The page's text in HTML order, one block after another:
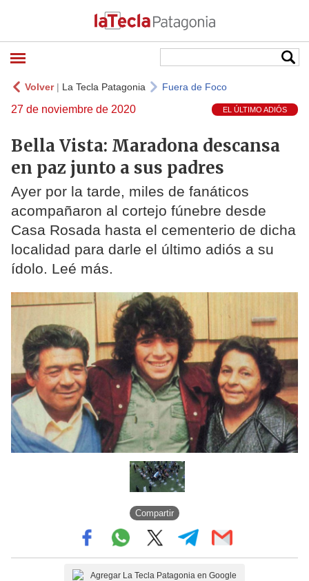
Volver| La Tecla Patagonia Fuera de Foco
27 de noviembre de 2020 EL ÚLTIMO ADIÓS
Bella Vista: Maradona descansa
en paz junto a sus padres
Ayer por la tarde, miles de fanáticos
acompañaron al cortejo fúnebre desde
Casa Rosada hasta el cementerio de dicha
localidad para darle el último adiós a su
ídolo. Leé más.
Compartir
Agregar La Tecla Patagonia en Google